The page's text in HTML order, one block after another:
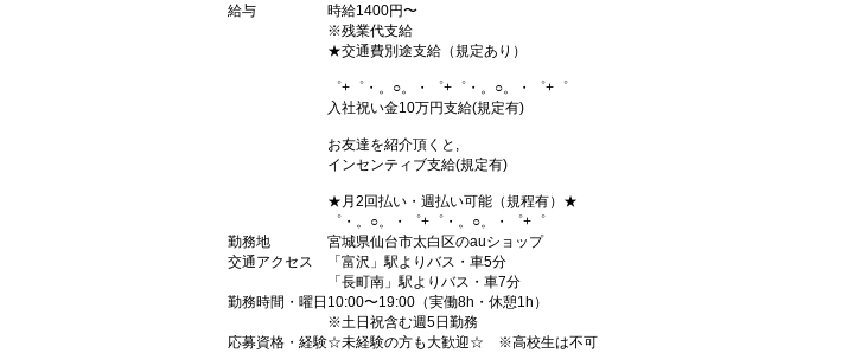
給与
時給1400円〜
※残業代支給
★交通費別途支給（規定あり）
゜+゜・。○。・゜+゜・。○。・゜+゜
入社祝い金10万円支給(規定有)
お友達を紹介頂くと,
インセンティブ支給(規定有)
★月2回払い・週払い可能（規程有）★
゜・。○。・゜+゜・。○。・゜+゜
勤務地
宮城県仙台市太白区のauショップ
交通アクセス
「富沢」駅よりバス・車5分
「長町南」駅よりバス・車7分
勤務時間・曜日 10:00〜19:00（実働8h・休憩1h）
※土日祝含む週5日勤務
応募資格・経験☆未経験の方も大歓迎☆ ※高校生は不可